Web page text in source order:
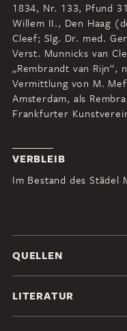
1834, Nr. 133, Pfund
Willem II., Den Haag
Cleef; Slg. Dr. med.
Verst. Munnicks van
„Rembrandt van Rijn“,
Vermittlung von M.
Amsterdam, als
Frankfurter
VERBLEIB
Im Bestand des Städel
QUELLEN
LITERATUR